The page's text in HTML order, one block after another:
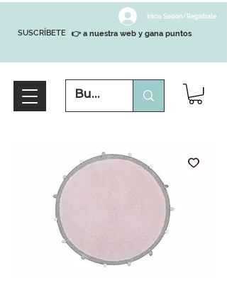
SUSCRÍBETE
Inicia Sesión/Regístrate
👉 a nuestra web y gana puntos